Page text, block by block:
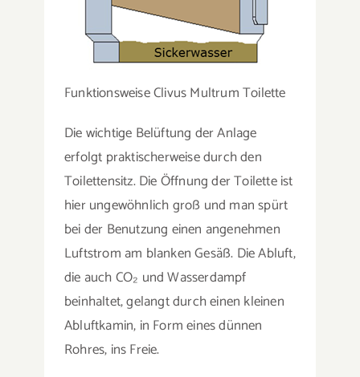
Funktionsweise Clivus Multrum Toilette
Die wichtige Belüftung der Anlage
erfolgt praktischerweise durch den
Toilettensitz. Die Öffnung der Toilette ist
hier ungewöhnlich groß und man spürt
bei der Benutzung einen angenehmen
Luftstrom am blanken Gesäß. Die Abluft,
die auch CO₂ und Wasserdampf
beinhaltet, gelangt durch einen kleinen
Abluftkamin, in Form eines dünnen
Rohres, ins Freie.